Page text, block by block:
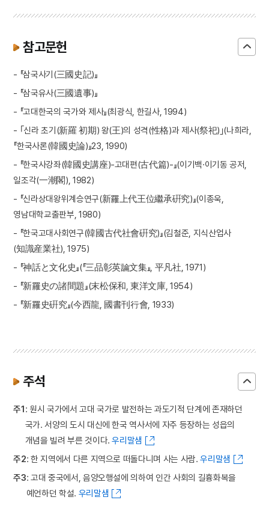
참고문헌
- 『삼국사기(三國史記)』
- 『삼국유사(三國遺事)』
- 『고대한국의 국가와 제사』(최광식, 한길사, 1994)
- ｢신라 초기(新羅 初期) 왕(王)의 성격(性格)과 제사(祭祀)｣(나희라,
『한국사론(韓國史論)』23, 1990)
- 『한국사강좌(韓國史講座)-고대편(古代篇)-』(이기백·이기동 공저,
일조각(一潮閣), 1982)
- 『신라상대왕위계승연구(新羅上代王位繼承硏究)』(이종욱,
영남대학교출판부, 1980)
- 『한국고대사회연구(韓國古代社會硏究)』(김철준, 지식산업사
(知識産業社), 1975)
- 『神話と文化史』(『三品彰英論文集』, 平凡社, 1971)
- 『新羅史の諸間題』(末松保和, 東洋文庫, 1954)
- 『新羅史硏究』(今西龍, 國書刊行會, 1933)
주석
주1: 원시 국가에서 고대 국가로 발전하는 과도기적 단계에 존재하던
국가. 서양의 도시 대신에 한국 역사서에 자주 등장하는 성읍의
개념을 빌려 부른 것이다.우리말샘
주2: 한 지역에서 다른 지역으로 떠돌다니며 사는 사람.우리말샘
주3: 고대 중국에서, 음양오행설에 의하여 인간 사회의 길흉화복을
예언하던 학설. 우리말샘